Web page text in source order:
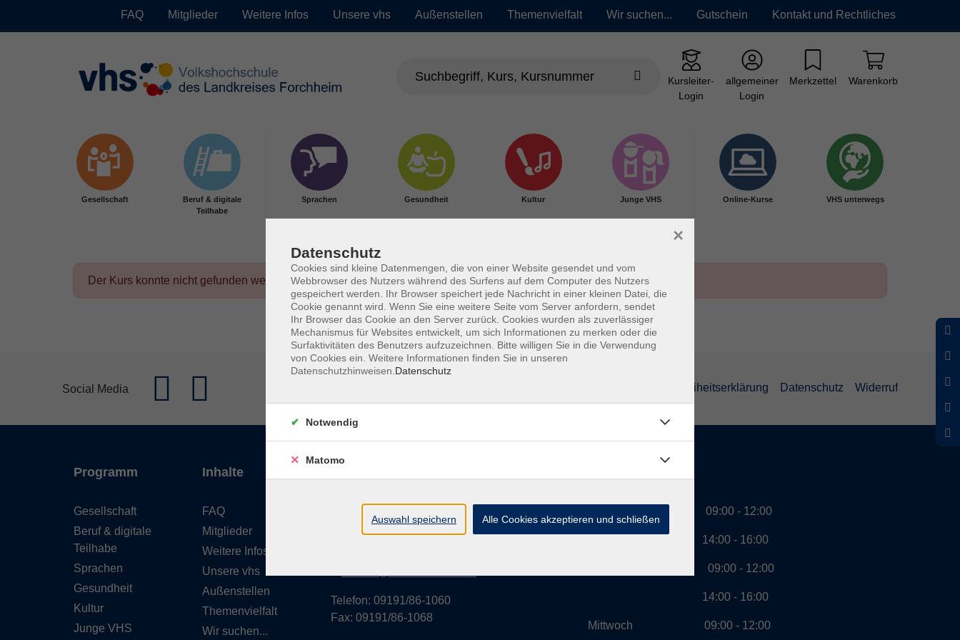
FAQ Mitglieder Weitere Infos Unsere vhs Außenstellen Themenvielfalt Wir suchen... Gutschein Kontakt und Rechtliches
Kursleiter-
Login
allgemeiner
Login
Merkzettel Warenkorb
Gesellschaft
Beruf & digitale
Teilhabe
Sprachen Gesundheit Kultur Junge VHS Online-Kurse VHS unterwegs
Der Kurs konnte nicht gefunden werden.
Social Media Barrierefreiheitserklärung Datenschutz Widerruf
Programm
Gesellschaft
Beruf & digitale
Teilhabe
Sprachen
Gesundheit
Kultur
Junge VHS
Inhalte
FAQ
Mitglieder
Weitere Infos
Unsere vhs
Außenstellen
Themenvielfalt
Wir suchen...
Hornschuchallee 20
Telefon: 09191/86-1060
Fax: 09191/86-1068
Montag 09:00 - 12:00
14:00 - 16:00
Dienstag 09:00 - 12:00
14:00 - 16:00
Mittwoch 09:00 - 12:00
Datenschutz
Cookies sind kleine Datenmengen, die von einer Website gesendet und vom
Webbrowser des Nutzers während des Surfens auf dem Computer des Nutzers
gespeichert werden. Ihr Browser speichert jede Nachricht in einer kleinen Datei, die
Cookie genannt wird. Wenn Sie eine weitere Seite vom Server anfordern, sendet
Ihr Browser das Cookie an den Server zurück. Cookies wurden als zuverlässiger
Mechanismus für Websites entwickelt, um sich Informationen zu merken oder die
Surfaktivitäten des Benutzers aufzuzeichnen. Bitte willigen Sie in die Verwendung
von Cookies ein. Weitere Informationen finden Sie in unseren
Datenschutzhinweisen. Datenschutz
×
Notwendig
Matomo
Auswahl speichern Alle Cookies akzeptieren und schließen